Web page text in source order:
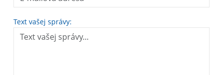
Text vašej správy: